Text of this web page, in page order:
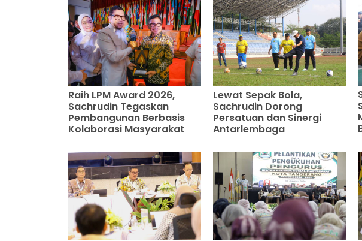
Raih LPM Award 2026,
Sachrudin Tegaskan
Pembangunan Berbasis
Kolaborasi Masyarakat
Lewat Sepak Bola,
Sachrudin Dorong
Persatuan dan Sinergi
Antarlembaga